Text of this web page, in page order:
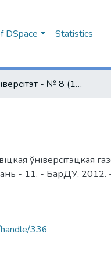
DSpace Statistics
Мой універсітэт - № 8 (103)
ўніверсітэцкая
- 11. - БарДУ, 2012.
336